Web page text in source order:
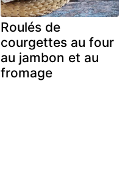
Roulés de
courgettes au four
au jambon et au
fromage